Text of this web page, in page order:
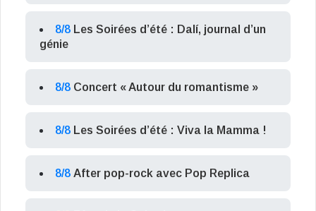
8/8 Les Soirées d’été : Dalí, journal d’un
génie
8/8 Concert « Autour du romantisme »
8/8 Les Soirées d’été : Viva la Mamma !
8/8 After pop-rock avec Pop Replica